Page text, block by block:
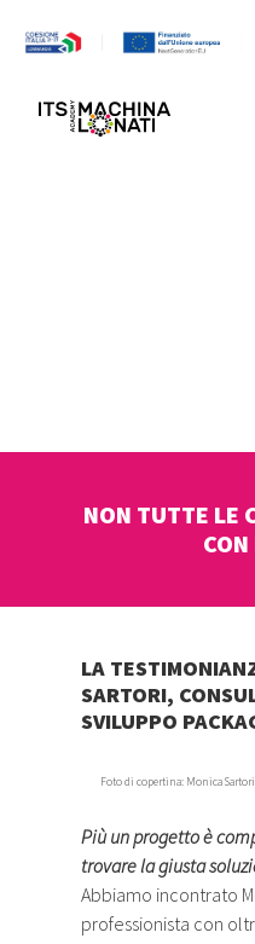
NON TUTTE LE
LA
SARTORI,
SVILUPPO
Foto di copertina: Monica
Più un progetto è
trovare la giusta
Abbiamo incontrato
professionista con